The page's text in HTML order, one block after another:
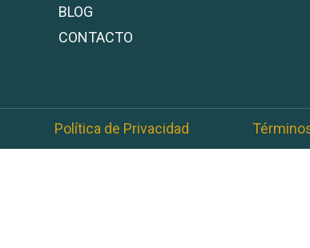
BLOG
CONTACTO
Política de Privacidad